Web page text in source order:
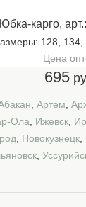
Юбка-карго,
: 128,
Цена
695
Артем
Ола Ижевск
Новокузнецк